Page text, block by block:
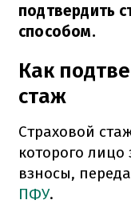
подтвердить
способом.
Как
стаж
Страховой
которого лицо
взносы,
ПФУ.